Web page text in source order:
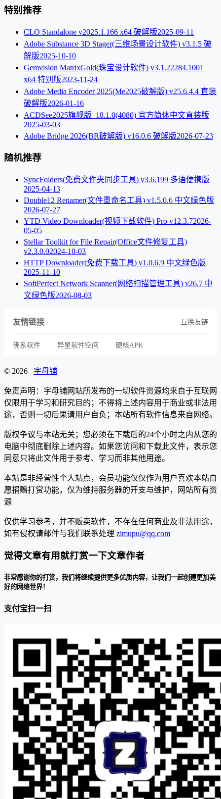
特别推荐
CLO Standalone v2025.1.166 x64 破解版2025-09-11
Adobe Substance 3D Stager(三维场景设计软件) v3.1.5 破
解版2025-10-10
Gemvision MatrixGold(珠宝设计软件) v3.1.22284.1001
x64 特别版2023-11-24
Adobe Media Encoder 2025(Me2025破解版) v25.6.4.4 直装
破解版2026-01-16
ACDSee2025旗舰版_18.1.0(4080) 官方简体中文直装版
2025-03-03
Adobe Bridge 2026(BR破解版) v16.0.6 破解版2026-07-23
随机推荐
SyncFolders(免费文件夹同步工具) v3.6.199 多语便携版
2025-04-13
Double12 Renamer(文件重命名工具) v1.5.0.6 中文绿色版
2026-07-27
YTD Video Downloader(视频下载软件) Pro v12.3.72026-
05-05
Stellar Toolkit for File Repair(Office文件修复工具)
v2.3.0.02024-10-03
HTTP Downloader(免费下载工具) v1.0.6.9 中文绿色版
2025-11-10
SoftPerfect Network Scanner(网络扫描管理工具) v26.7 中
文绿色版2026-08-03
友情链接 互换友链
佛系软件 异星软件空间 硬核APK
© 2026 字母铺
免责声明：字母铺网站所发布的一切软件资源均来自于互联网
仅限用于学习和研究目的；不得将上述内容用于商业或非法用
途，否则一切后果请用户自负；本站所有软件信息来自网络。
版权争议与本站无关；您必须在下载后的24个小时之内从您的
电脑中彻底删除上述内容。如果您访问和下载此文件，表示您
同意只将此文件用于参考、学习而非其他用途。
本站是非经营性个人站点，会员功能仅仅作为用户喜欢本站自
愿捐赠打赏功能，仅为维持服务器的开支与维护，网站所有资
源
仅供学习参考，并不贩卖软件，不存在任何商业及非法用途，
如有侵权请邮件与我们联系处理 zimupu@qq.com
觉得文章有用就打赏一下文章作者
非常感谢你的打赏，我们将继续提供更多优质内容，让我们一起创建更加美
好的网络世界！
支付宝扫一扫